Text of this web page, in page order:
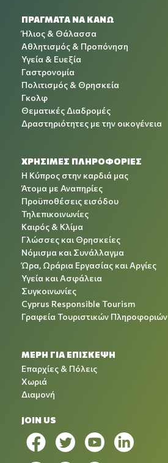
ΠΡΑΓΜΑΤΑ ΝΑ ΚΑΝΩ
Ήλιος & Θάλασσα
Αθλητισμός & Προπόνηση
Υγεία & Ευεξία
Γαστρονομία
Πολιτισμός & Θρησκεία
Γκολφ
Θεματικές Διαδρομές
Δραστηριότητες με την οικογένεια
ΧΡΉΣΙΜΕΣ ΠΛΗΡΟΦΟΡΊΕΣ
Η Κύπρος στην καρδιά μας
Άτομα με Αναπηρίες
Προϋποθέσεις εισόδου
Τηλεπικοινωνίες
Καιρός & Κλίμα
Γλώσσες και Θρησκείες
Νόμισμα και Συνάλλαγμα
Ώρα, Ωράρια Εργασίας και Αργίες
Υγεία και Ασφάλεια
Συγκοινωνίες
Cyprus Responsible Tourism
Γραφεία Τουριστικών Πληροφοριών
ΜΕΡΗ ΓΙΑ ΕΠΙΣΚΕΨΗ
Επαρχίες & Πόλεις
Χωριά
Διαμονή
JOIN US